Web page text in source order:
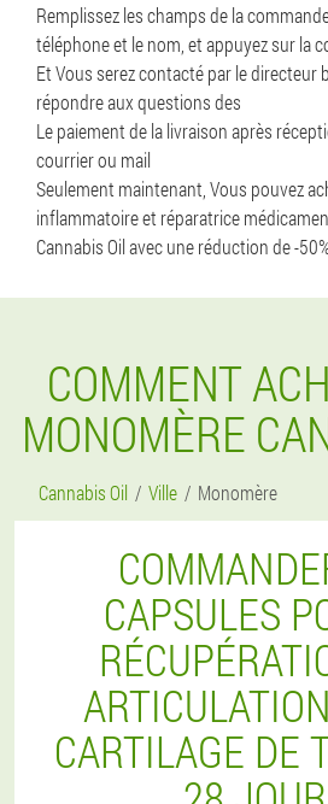
Remplissez les champs de la
téléphone et le nom, et appuyez sur la
Et Vous serez contacté par le directeur
répondre aux questions des
Le paiement de la livraison après
courrier ou mail
Seulement maintenant, Vous pouvez
inflammatoire et réparatrice
Cannabis Oil avec une réduction de -
COMMENT
MONOMÈRE
Cannabis Oil Ville Monomère
CAPSULES
CARTILAGE DE